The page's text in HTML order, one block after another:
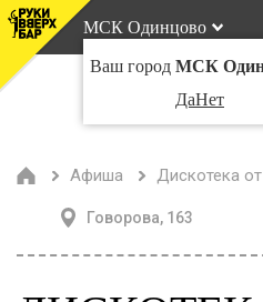
МСК Одинцово
Ваш город МСК
ДаНет
Афиша Дискотека
Говорова, 163